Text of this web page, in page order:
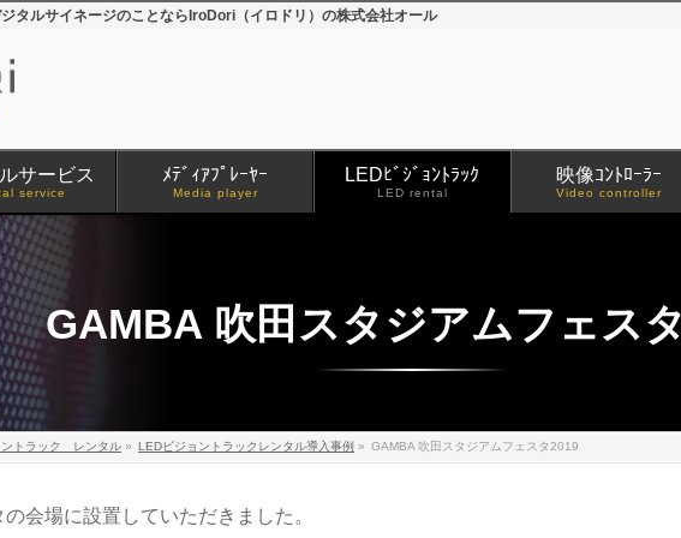
タルサイネージのことならIroDori（イロドリ）の株式会社オール
サービス
service
ﾒﾃﾞｨｱﾌﾟﾚｰﾔｰ
Media player
LEDﾋﾞｼﾞｮﾝﾄﾗｯｸ
LED rental
映像ｺﾝﾄﾛｰﾗｰ
Video controller
GAMBA 吹田スタジアムフェス
ントラック レンタル » LEDビジョントラックレンタル導入事例 » GAMBA 吹田スタジアムフェスタ2019
会場に設置していただきました。